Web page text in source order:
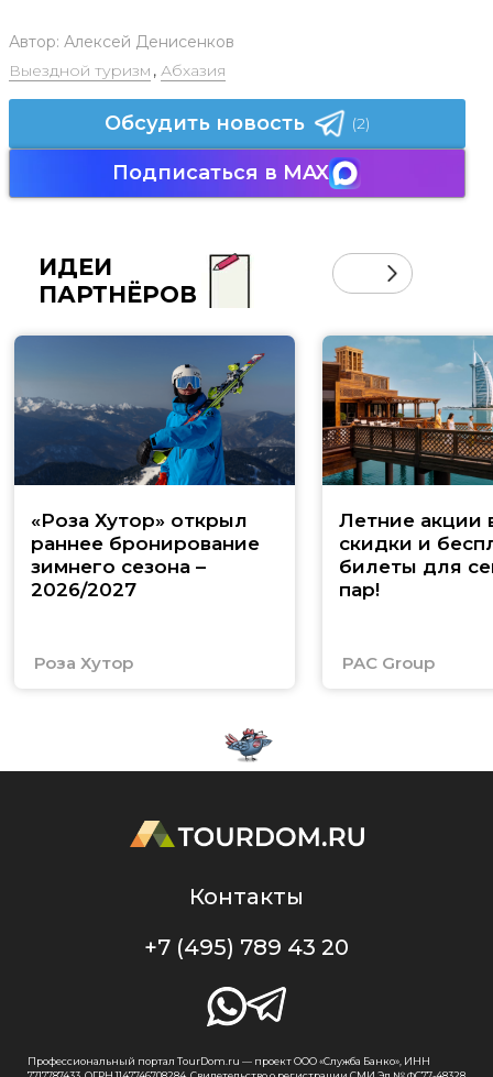
Автор: Алексей Денисенков
Выездной туризм , Абхазия
Обсудить новость (2)
Подписаться в MAX
ИДЕИ
ПАРТНЁРОВ
«Роза Хутор» открыл
раннее бронирование
зимнего сезона –
2026/2027
Роза Хутор
Летние акции
скидки и
билеты для
пар!
PAC Group
Контакты
+7 (495) 789 43 20
Профессиональный портал TourDom.ru — проект ООО «Служба Банко», ИНН